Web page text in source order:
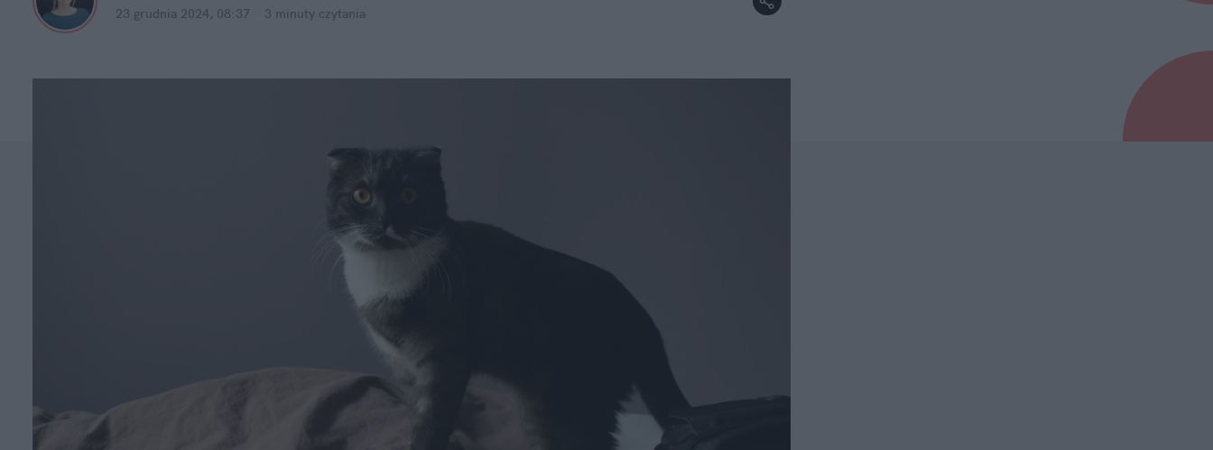
23 grudnia 2024, 08:37 3 minuty czytania